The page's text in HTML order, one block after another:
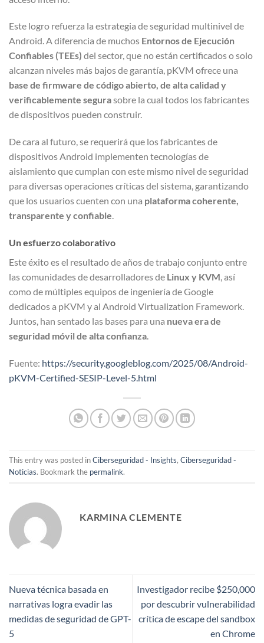
Este logro refuerza la estrategia de seguridad multinivel de
Android. A diferencia de muchos Entornos de Ejecución
Confiables (TEEs) del sector, que no están certificados o solo
alcanzan niveles más bajos de garantía, pKVM ofrece una
base de firmware de código abierto, de alta calidad y
verificablemente segurasobre la cual todos los fabricantes
de dispositivos pueden construir.
De cara al futuro, se requerirá que los fabricantes de
dispositivos Android implementen tecnologías de
aislamiento que cumplan con este mismo nivel de seguridad
para diversas operaciones críticas del sistema, garantizando
que los usuarios cuenten con una plataforma coherente,
transparente y confiable.
Un esfuerzo colaborativo
Este éxito es el resultado de años de trabajo conjunto entre
las comunidades de desarrolladores de Linux y KVM, así
como de múltiples equipos de ingeniería de Google
dedicados a pKVM y al Android Virtualization Framework.
Juntos, han sentado las bases para una nueva era de
seguridad móvil de alta confianza.
Fuente: https://security.googleblog.com/2025/08/Android-
pKVM-Certified-SESIP-Level-5.html
This entry was posted inCiberseguridad - Insights, Ciberseguridad -
Noticias. Bookmark the permalink.
KARMINA CLEMENTE
Nueva técnica basada en
narrativas logra evadir las
medidas de seguridad de GPT-
5
Investigador recibe $250,000
por descubrir vulnerabilidad
crítica de escape del sandbox
en Chrome